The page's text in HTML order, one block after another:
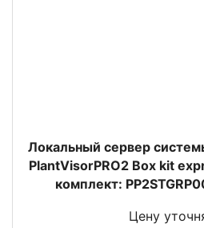
Локальный сервер
PlantVisorPRO2 Box kit
комплект:
Цену